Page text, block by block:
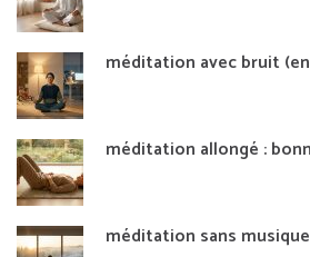
méditation avec bruit
méditation allongé :
méditation sans